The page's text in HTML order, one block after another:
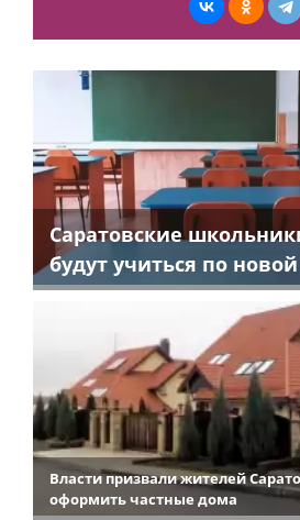
Саратовские
будут учиться по
Власти призвали жителей
оформить частные дома